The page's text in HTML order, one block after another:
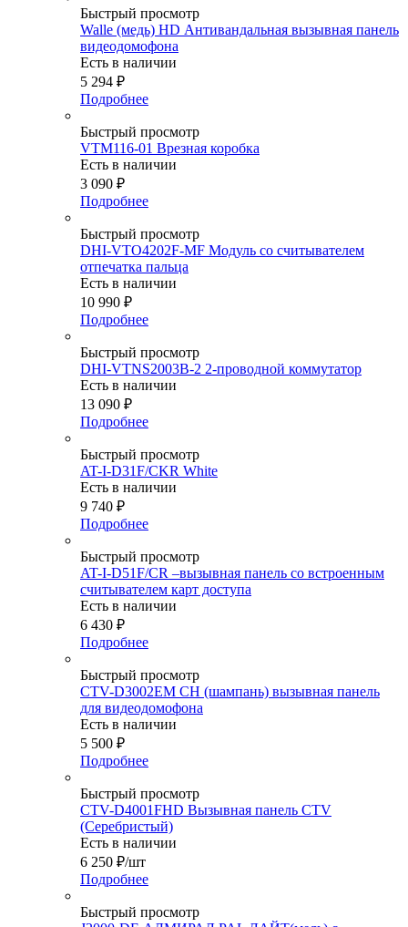
Быстрый просмотр
Walle (медь) HD Антивандальная вызывная панель
видеодомофона
Есть в наличии
5 294 ₽
Подробнее
Быстрый просмотр
VTM116-01 Врезная коробка
Есть в наличии
3 090 ₽
Подробнее
Быстрый просмотр
DHI-VTO4202F-MF Модуль со считывателем
отпечатка пальца
Есть в наличии
10 990 ₽
Подробнее
Быстрый просмотр
DHI-VTNS2003B-2 2-проводной коммутатор
Есть в наличии
13 090 ₽
Подробнее
Быстрый просмотр
AT-I-D31F/CKR White
Есть в наличии
9 740 ₽
Подробнее
Быстрый просмотр
AT-I-D51F/CR –вызывная панель со встроенным
считывателем карт доступа
Есть в наличии
6 430 ₽
Подробнее
Быстрый просмотр
CTV-D3002EM CH (шампань) вызывная панель
для видеодомофона
Есть в наличии
5 500 ₽
Подробнее
Быстрый просмотр
CTV-D4001FHD Вызывная панель CTV
(Серебристый)
Есть в наличии
6 250 ₽/шт
Подробнее
Быстрый просмотр